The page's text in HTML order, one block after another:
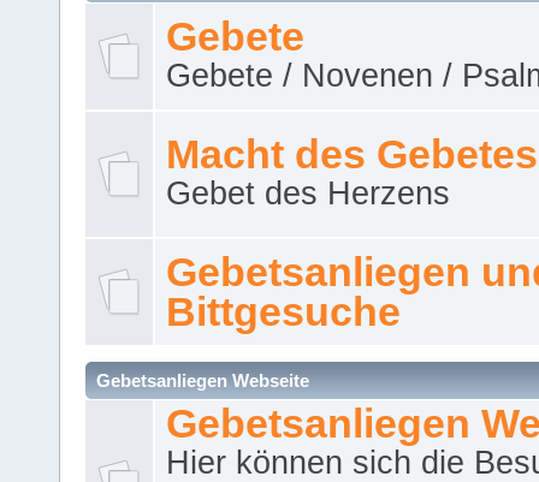
Gebete
Gebete / Novenen /
Macht des Gebetes
Gebet des Herzens
Gebetsanliegen
Bittgesuche
Gebetsanliegen Webseite
Gebetsanliegen
Hier können sich die